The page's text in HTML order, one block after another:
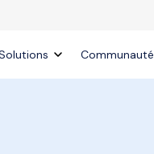
Communauté